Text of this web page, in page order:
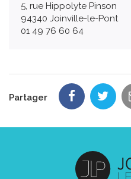
5, rue Hippolyte Pinson
94340 Joinville-le-Pont
01 49 76 60 64
Partager